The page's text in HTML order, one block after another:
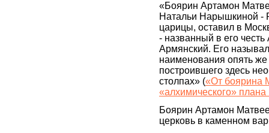
«Боярин Артамон
Натальи Нарышкиной -
царицы, оставил в
- названный в его
Армянский. Его
наименования опять
построившего здесь
столпах» («От боярина
«алхимического»
Боярин Артамон
церковь в каменном